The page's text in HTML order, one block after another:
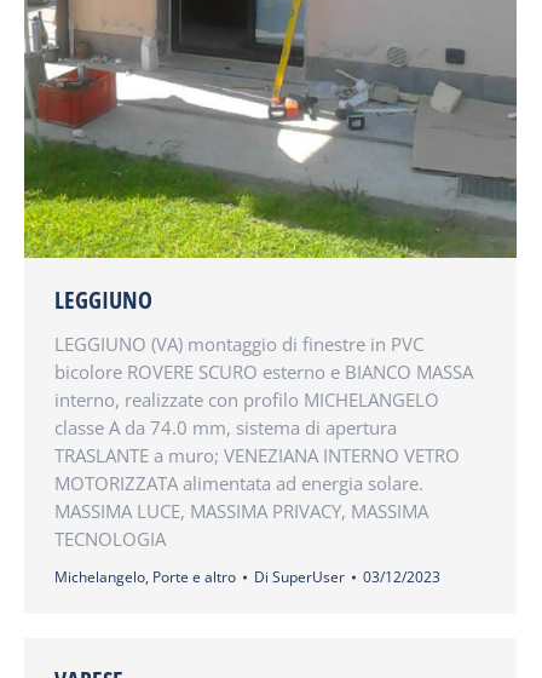
LEGGIUNO
LEGGIUNO (VA) montaggio di finestre in PVC
bicolore ROVERE SCURO esterno e BIANCO MASSA
interno, realizzate con profilo MICHELANGELO
classe A da 74.0 mm, sistema di apertura
TRASLANTE a muro; VENEZIANA INTERNO VETRO
MOTORIZZATA alimentata ad energia solare.
MASSIMA LUCE, MASSIMA PRIVACY, MASSIMA
TECNOLOGIA
Michelangelo, Porte e altro Di SuperUser 03/12/2023